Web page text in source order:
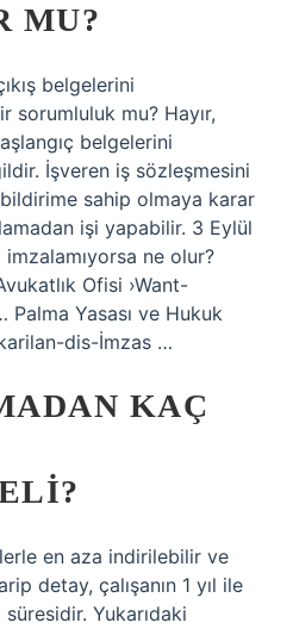
MU?
belgelerini
sorumluluk mu? Hayır,
​​belgelerini
İşveren iş sözleşmesini
sahip olmaya karar
işi yapabilir. 3 Eylül
imzalamıyorsa ne olur?
Ofisi ›Want-
Yasası ve Hukuk
dis-İmzas …
KAÇ
en aza indirilebilir ve
detay, çalışanın 1 yıl ile
Yukarıdaki